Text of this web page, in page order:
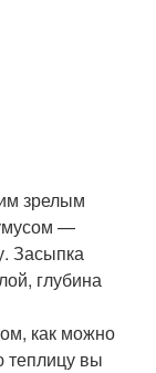
зрелым
—
Засыпка
глубина
как можно
теплицу вы